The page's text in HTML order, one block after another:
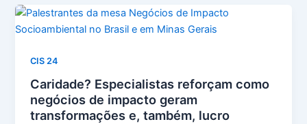
CIS 24
Caridade? Especialistas reforçam como
negócios de impacto geram
transformações e, também, lucro